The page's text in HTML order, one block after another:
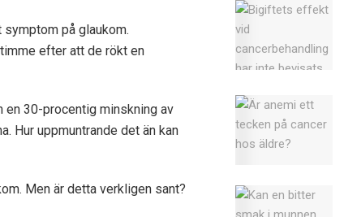
på glaukom.
efter att de rökt en
en 30-procentig minskning av
Hur uppmuntrande det än kan
Men är detta verkligen sant?